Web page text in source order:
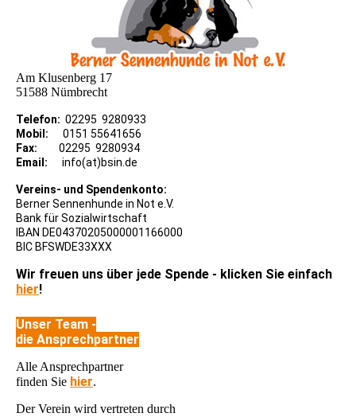
Am Klusenberg 17
51588 Nümbrecht
Telefon: 02295 9280933
Mobil: 0151 55641656
Fax:
02295 9280934
Email: info(at)bsin.de
Vereins- und Spendenkonto:
Berner Sennenhunde in Not e.V.
Bank für Sozialwirtschaft
IBAN DE04370205000001166000
BIC BFSWDE33XXX
Wir freuen uns über jede Spende - klicken Sie einfach
hier!
Unser Team -
die Ansprechpartner
Alle Ansprechpartner
finden Sie hier.
Der Verein wird vertreten durch